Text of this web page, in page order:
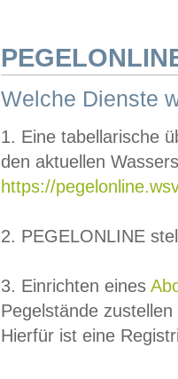
Welche Dienste
1. Eine tabellarische
den aktuellen
https://
2. PEGELONLINE
3. Einrichten eines
Pegelstände
Hierfür ist eine